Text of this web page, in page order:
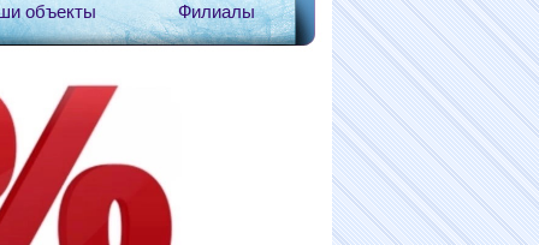
объекты Филиалы